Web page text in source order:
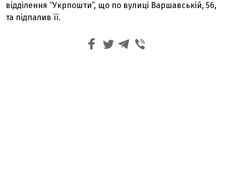
відділення “Укрпошти”, що по вулиці Варшавській, 56,
та підпалив її.